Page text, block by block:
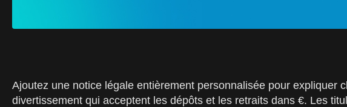
Ajoutez une notice légale entièrement personnalisée pour
divertissement qui acceptent les dépôts et les retraits dans €. Les